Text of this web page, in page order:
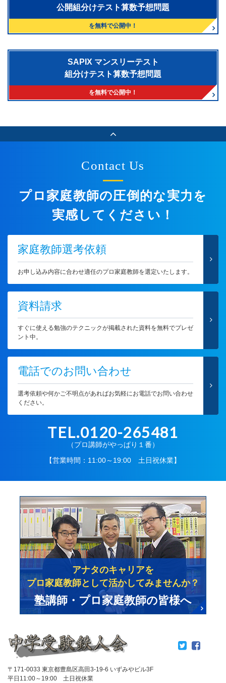
公開組分けテスト算数予想問題
を無料で公開中！
SAPIX マンスリーテスト
組分けテスト算数予想問題
を無料で公開中！
Contact Us
プロ家庭教師の圧倒的な実力を
実感してください！
家庭教師選考依頼
お申し込み内容に合わせ適任のプロ家庭教師を選定いたします。
資料請求
すぐに使える勉強のテクニックが掲載された資料を無料でプレゼ
ント中。
電話でのお問い合わせ
選考依頼や何かご不明点があればお気軽にお電話でお問い合わせ
ください。
TEL.0120-265481
（プロ講師がやっぱり１番）
【営業時間：11:00～19:00 土日祝休業】
〒171-0033 東京都豊島区高田3-19-6 いずみやビル3F
平日11:00～19:00 土日祝休業
アナタのキャリアを
プロ家庭教師として活かしてみませんか？
塾講師・プロ家庭教師の皆様へ